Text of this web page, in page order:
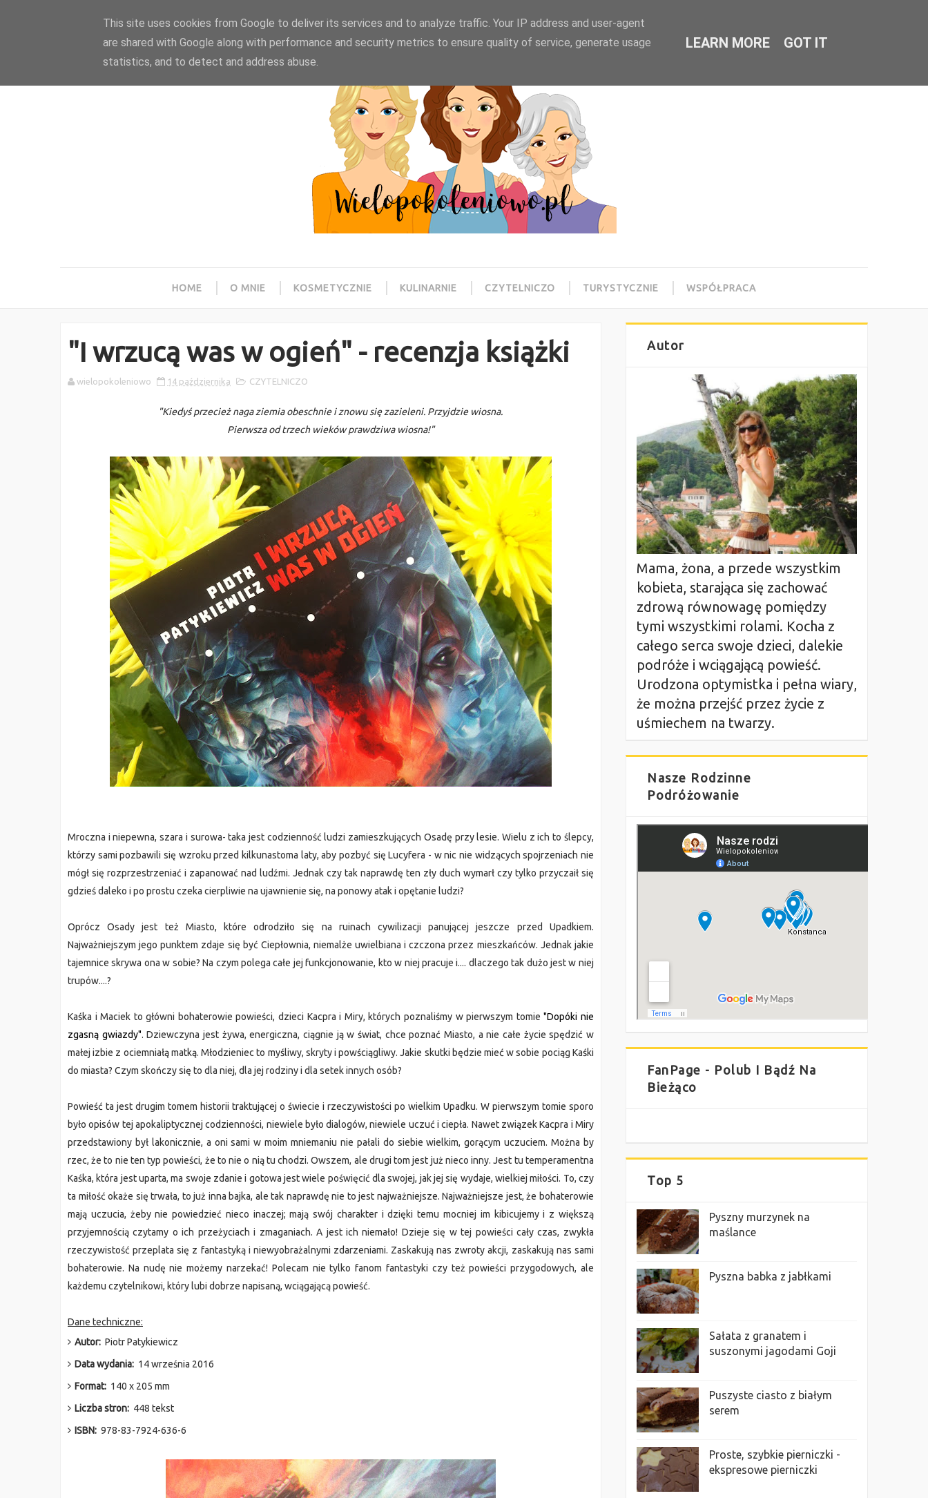
HOME O MNIE KOSMETYCZNIE KULINARNIE CZYTELNICZO TURYSTYCZNIE WSPÓŁPRACA
"I wrzucą was w ogień" - recenzja książki
wielopokoleniowo 14 października CZYTELNICZO
"Kiedyś przecież naga ziemia obeschnie i znowu się zazieleni. Przyjdzie wiosna.
Pierwsza od trzech wieków prawdziwa wiosna!"
Mroczna i niepewna, szara i surowa- taka jest codzienność ludzi zamieszkujących Osadę przy lesie. Wielu z ich to ślepcy,
którzy sami pozbawili się wzroku przed kilkunastoma laty, aby pozbyć się Lucyfera - w nic nie widzących spojrzeniach nie
mógł się rozprzestrzeniać i zapanować nad ludźmi. Jednak czy tak naprawdę ten zły duch wymarł czy tylko przyczaił się
gdzieś daleko i po prostu czeka cierpliwie na ujawnienie się, na ponowy atak i opętanie ludzi?
Oprócz Osady jest też Miasto, które odrodziło się na ruinach cywilizacji panującej jeszcze przed Upadkiem.
Najważniejszym jego punktem zdaje się być Ciepłownia, niemalże uwielbiana i czczona przez mieszkańców. Jednak jakie
tajemnice skrywa ona w sobie? Na czym polega całe jej funkcjonowanie, kto w niej pracuje i.... dlaczego tak dużo jest w niej
trupów....?
Kaśka i Maciek to główni bohaterowie powieści, dzieci Kacpra i Miry, których poznaliśmy w pierwszym tomie"Dopóki nie
zgasną gwiazdy". Dziewczyna jest żywa, energiczna, ciągnie ją w świat, chce poznać Miasto, a nie całe życie spędzić w
małej izbie z ociemniałą matką. Młodzieniec to myśliwy, skryty i powściągliwy. Jakie skutki będzie mieć w sobie pociąg Kaśki
do miasta? Czym skończy się to dla niej, dla jej rodziny i dla setek innych osób?
Powieść ta jest drugim tomem historii traktującej o świecie i rzeczywistości po wielkim Upadku. W pierwszym tomie sporo
było opisów tej apokaliptycznej codzienności, niewiele było dialogów, niewiele uczuć i ciepła. Nawet związek Kacpra i Miry
przedstawiony był lakonicznie, a oni sami w moim mniemaniu nie pałali do siebie wielkim, gorącym uczuciem. Można by
rzec, że to nie ten typ powieści, że to nie o nią tu chodzi. Owszem, ale drugi tom jest już nieco inny. Jest tu temperamentna
Kaśka, która jest uparta, ma swoje zdanie i gotowa jest wiele poświęcić dla swojej, jak jej się wydaje, wielkiej miłości. To, czy
ta miłość okaże się trwała, to już inna bajka, ale tak naprawdę nie to jest najważniejsze. Najważniejsze jest, że bohaterowie
mają uczucia, żeby nie powiedzieć nieco inaczej; mają swój charakter i dzięki temu mocniej im kibicujemy i z większą
przyjemnością czytamy o ich przeżyciach i zmaganiach. A jest ich niemało! Dzieje się w tej powieści cały czas, zwykła
rzeczywistość przeplata się z fantastyką i niewyobrażalnymi zdarzeniami. Zaskakują nas zwroty akcji, zaskakują nas sami
bohaterowie. Na nudę nie możemy narzekać! Polecam nie tylko fanom fantastyki czy też powieści przygodowych, ale
każdemu czytelnikowi, który lubi dobrze napisaną, wciągającą powieść.
Dane techniczne:
Autor: Piotr Patykiewicz
Data wydania: 14 września 2016
Format: 140 x 205 mm
Liczba stron: 448 tekst
ISBN: 978-83-7924-636-6
Autor
Mama, żona, a przede wszystkim
kobieta, starająca się zachować
zdrową równowagę pomiędzy
tymi wszystkimi rolami. Kocha z
całego serca swoje dzieci, dalekie
podróże i wciągającą powieść.
Urodzona optymistka i pełna wiary,
że można przejść przez życie z
uśmiechem na twarzy.
Nasze Rodzinne
Podróżowanie
FanPage - Polub I Bądź Na
Bieżąco
Top 5
Pyszny murzynek na
maślance
Pyszna babka z jabłkami
Sałata z granatem i
suszonymi jagodami Goji
Puszyste ciasto z białym
serem
Proste, szybkie pierniczki -
ekspresowe pierniczki
This site uses cookies from Google to deliver its services and to analyze traffic. Your IP address and user-agent
are shared with Google along with performance and security metrics to ensure quality of service, generate usage
statistics, and to detect and address abuse.
LEARN MORE GOT IT